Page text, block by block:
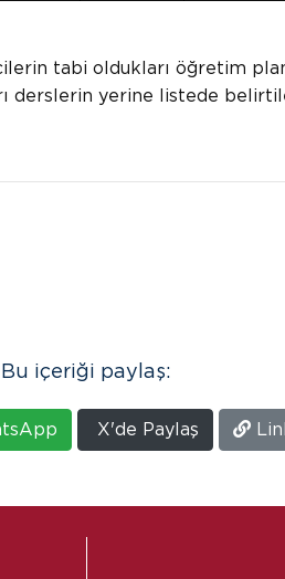
tabi oldukları öğretim
derslerin yerine listede
Bu içeriği paylaş:
X'de Paylaş